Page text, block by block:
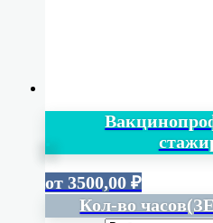
от 3500,00 ₽
Кол-во